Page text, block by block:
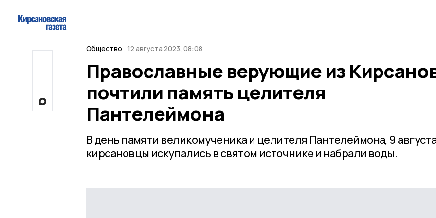
Общество 12 августа 2023, 08:08
Православные верующие из
почтили память целителя
Пантелеймона
В день памяти великомученика и целителя Пантелеймона, 9
кирсановцы искупались в святом источнике и набрали воды.